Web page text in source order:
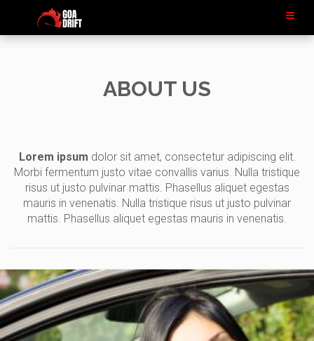
ABOUT US
Lorem ipsum dolor sit amet, consectetur adipiscing elit.
Morbi fermentum justo vitae convallis varius. Nulla tristique
risus ut justo pulvinar mattis. Phasellus aliquet egestas
mauris in venenatis. Nulla tristique risus ut justo pulvinar
mattis. Phasellus aliquet egestas mauris in venenatis.